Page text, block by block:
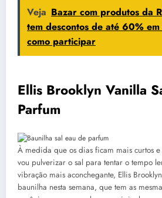
Veja Bazar com produtos da
tem descontos de até 60%
como participar
Ellis Brooklyn Vanilla
Parfum
À medida que os dias ficam mais curtos
vou pulverizar o sal para tentar o tempo
vibração mais aconchegante, Ellis
baunilha nesta semana, que tem as